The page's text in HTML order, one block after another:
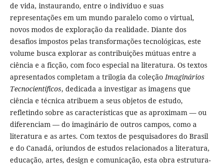
de vida, instaurando, entre o indivíduo e suas
representações em um mundo paralelo como o virtual,
novos modos de exploração da realidade. Diante dos
desafios impostos pelas transformações tecnológicas, este
volume busca explorar as contribuições mútuas entre a
ciência e a ficção, com foco especial na literatura. Os textos
apresentados completam a trilogia da coleção Imaginários
Tecnocientíficos, dedicada a investigar as imagens que
ciência e técnica atribuem a seus objetos de estudo,
refletindo sobre as características que as aproximam — ou
diferenciam — do imaginário de outros campos, como a
literatura e as artes. Com textos de pesquisadores do Brasil
e do Canadá, oriundos de estudos relacionados a literatura,
educação, artes, design e comunicação, esta obra estrutura-